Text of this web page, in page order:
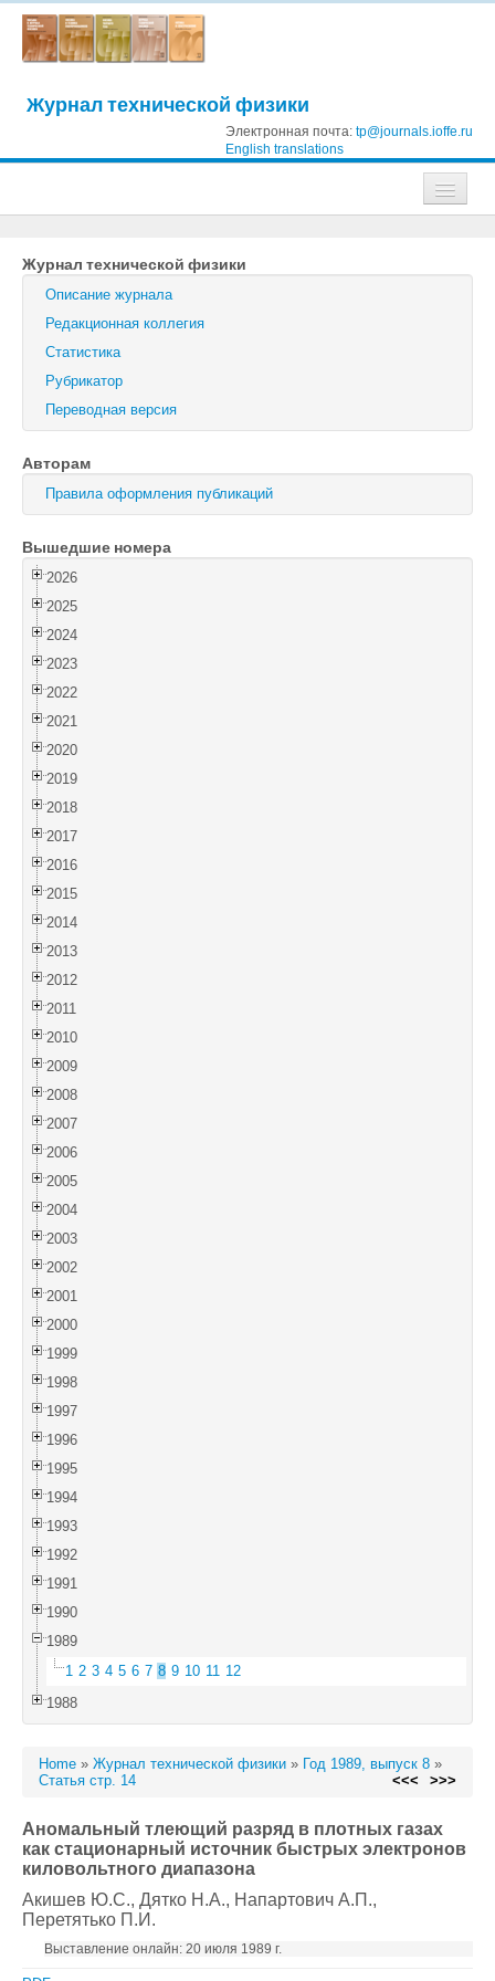
Журнал технической физики
Электронная почта: tp@journals.ioffe.ru
English translations
Журнал технической физики
Письма в Журнал технической физики
Физика твердого тела
Поиск
Журнал технической физики
Описание журнала
Редакционная коллегия
Статистика
Рубрикатор
Переводная версия
Авторам
Правила оформления публикаций
Вышедшие номера
2026
2025
2024
2023
2022
2021
2020
2019
2018
2017
2016
2015
2014
2013
2012
2011
2010
2009
2008
2007
2006
2005
2004
2003
2002
2001
2000
1999
1998
1997
1996
1995
1994
1993
1992
1991
1990
1989
1 2 3 4 5 6 7 8 9 10 11 12
1988
Home » Журнал технической физики » Год 1989, выпуск 8 »
Статья стр. 14
<<< >>>
Аномальный тлеющий разряд в плотных газах
как стационарный источник быстрых электронов
киловольтного диапазона
Акишев Ю.С., Дятко Н.А., Напартович А.П.,
Перетятько П.И.
Выставление онлайн: 20 июля 1989 г.